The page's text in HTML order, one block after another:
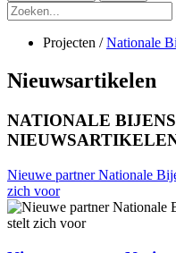
Projecten /Nationale
Nieuwsartikelen
NATIONALE
Nieuwe partner Nationale
zich voor